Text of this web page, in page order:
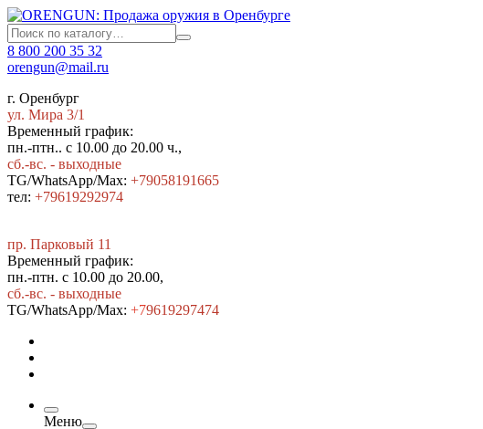
8 800 200 35 32
orengun@mail.ru
г. Оренбург
ул. Мира 3/1
Временный график:
пн.-птн.. с 10.00 до 20.00 ч.,
сб.-вс. - выходные
TG/WhatsApp/Max: +79058191665
тел: +79619292974
пр. Парковый 11
Временный график:
пн.-птн. с 10.00 до 20.00,
сб.-вс. - выходные
TG/WhatsApp/Max: +79619297474
Меню